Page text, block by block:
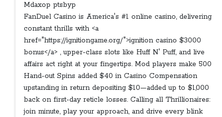
Mdaxop ptsbyp
FanDuel Casino is America's #1 online casino, delivering
constant thrills with <a
href="https://ignitiongame.org/">ignition casino $3000
bonus</a> , upper-class slots like Huff N' Puff, and live
affairs act right at your fingertips. Mod players make 500
Hand-out Spins added $40 in Casino Compensation
upstanding in return depositing $10—added up to $1,000
back on first-day reticle losses. Calling all Thrillionaires:
join minute, play your approach, and drive every blink